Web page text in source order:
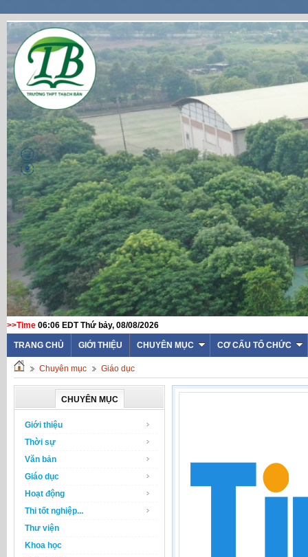
>>Time 06:06 EDT Thứ bảy, 08/08/2026
TRANG CHỦ GIỚI THIỆU CHUYÊN MỤC CƠ CẤU TỔ CHỨC
Chuyên mục Giáo dục
CHUYÊN MỤC
Giới thiệu
Thời sự
Văn bản
Giáo dục
Hoạt động
Thi tốt nghiệp...
Thư viện
Khoa học